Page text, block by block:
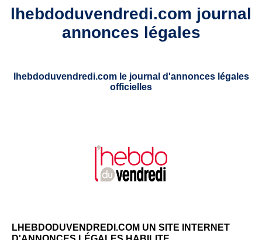
lhebdoduvendredi.com journal
annonces légales
lhebdoduvendredi.com le journal d'annonces légales
officielles
LHEBDODUVENDREDI.COM UN SITE INTERNET